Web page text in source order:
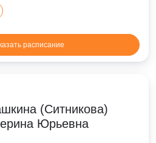
расписание
(Ситникова)
Юрьевна